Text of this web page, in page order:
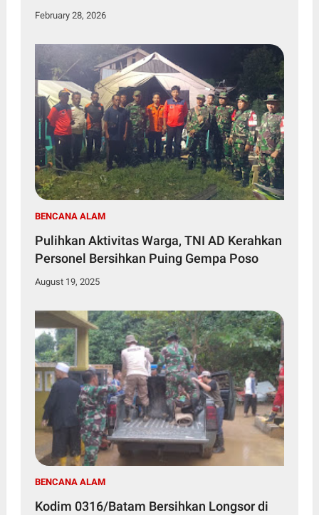
Besar
February 28, 2026
BENCANA ALAM
Pulihkan Aktivitas Warga, TNI AD Kerahkan
Personel Bersihkan Puing Gempa Poso
August 19, 2025
BENCANA ALAM
Kodim 0316/Batam Bersihkan Longsor di